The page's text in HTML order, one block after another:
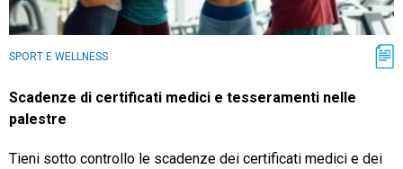
SPORT E WELLNESS
Scadenze di certificati medici e tesseramenti nelle
palestre
Tieni sotto controllo le scadenze dei certificati medici e dei